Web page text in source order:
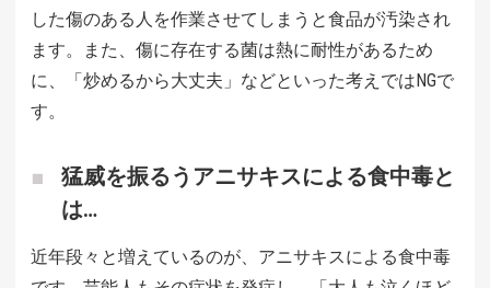
した傷のある人を作業させてしまうと食品が汚染され
ます。また、傷に存在する菌は熱に耐性があるため
に、「炒めるから大丈夫」などといった考えではNGで
す。
猛威を振るうアニサキスによる食中毒と
は…
近年段々と増えているのが、アニサキスによる食中毒